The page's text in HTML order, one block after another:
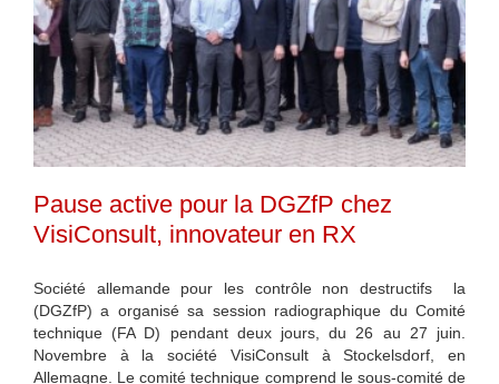
Pause active pour la DGZfP chez
VisiConsult, innovateur en RX
Société allemande pour les contrôle non destructifs la
(DGZfP) a organisé sa session radiographique du Comité
technique (FA D) pendant deux jours, du 26 au 27 juin.
Novembre à la société VisiConsult à Stockelsdorf, en
Allemagne. Le comité technique comprend le sous-comité de